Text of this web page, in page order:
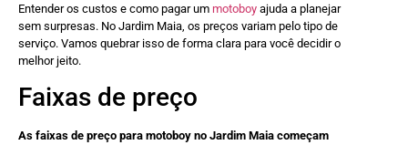
Entender os custos e como pagar um motoboy ajuda a planejar
sem surpresas. No Jardim Maia, os preços variam pelo tipo de
serviço. Vamos quebrar isso de forma clara para você decidir o
melhor jeito.
Faixas de preço
As faixas de preço para motoboy no Jardim Maia começam